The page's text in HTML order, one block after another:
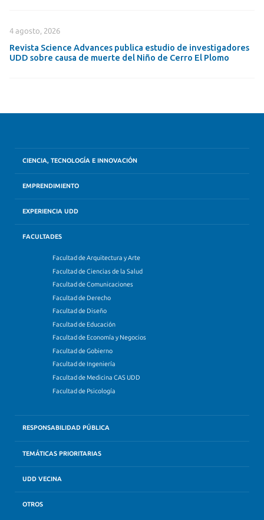
4 agosto, 2026
Revista Science Advances publica estudio de investigadores
UDD sobre causa de muerte del Niño de Cerro El Plomo
CIENCIA, TECNOLOGÍA E INNOVACIÓN
EMPRENDIMIENTO
EXPERIENCIA UDD
FACULTADES
Facultad de Arquitectura y Arte
Facultad de Ciencias de la Salud
Facultad de Comunicaciones
Facultad de Derecho
Facultad de Diseño
Facultad de Educación
Facultad de Economía y Negocios
Facultad de Gobierno
Facultad de Ingeniería
Facultad de Medicina CAS UDD
Facultad de Psicología
RESPONSABILIDAD PÚBLICA
TEMÁTICAS PRIORITARIAS
UDD VECINA
OTROS